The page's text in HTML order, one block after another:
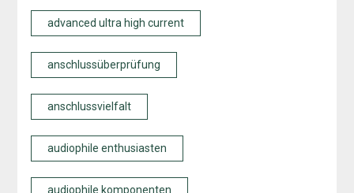
advanced ultra high current
anschlussüberprüfung
anschlussvielfalt
audiophile enthusiasten
audiophile komponenten